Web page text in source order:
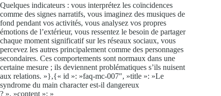
Quelques indicateurs : vous interprétez les coïncidences
comme des signes narratifs, vous imaginez des musiques de
fond pendant vos activités, vous analysez vos propres
émotions de l’extérieur, vous ressentez le besoin de partager
chaque moment significatif sur les réseaux sociaux, vous
percevez les autres principalement comme des personnages
secondaires. Ces comportements sont normaux dans une
certaine mesure ; ils deviennent problématiques s’ils nuisent
aux relations. »},{« id »: »faq-mc-007″, »title »: »Le
syndrome du main character est-il dangereux
? », »content »: »